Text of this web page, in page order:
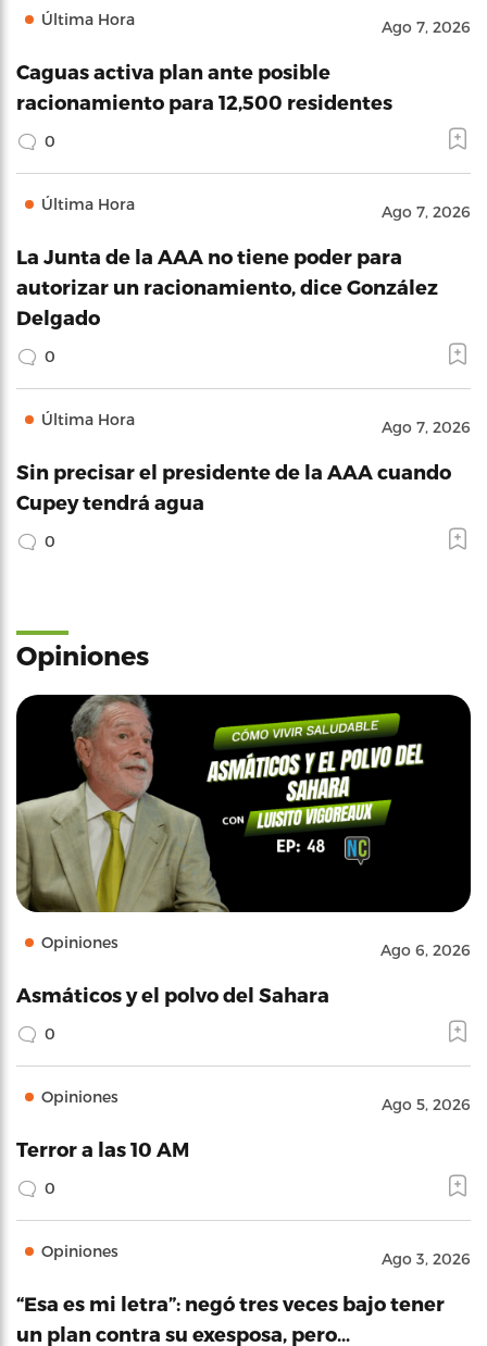
Última Hora Ago 7, 2026
Caguas activa plan ante posible
racionamiento para 12,500 residentes
0
Última Hora Ago 7, 2026
La Junta de la AAA no tiene poder para
autorizar un racionamiento, dice González
Delgado
0
Última Hora Ago 7, 2026
Sin precisar el presidente de la AAA cuando
Cupey tendrá agua
0
Opiniones
Opiniones Ago 6, 2026
Asmáticos y el polvo del Sahara
0
Opiniones Ago 5, 2026
Terror a las 10 AM
0
Opiniones Ago 3, 2026
“Esa es mi letra”: negó tres veces bajo tener
un plan contra su exesposa, pero…